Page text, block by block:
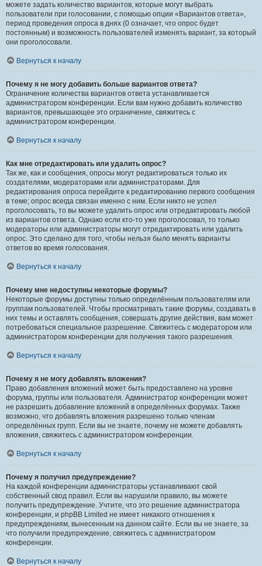
можете задать количество вариантов, которые могут выбрать
пользователи при голосовании, с помощью опции «Вариантов ответа»,
период проведения опроса в днях (0 означает, что опрос будет
постоянным) и возможность пользователей изменять вариант, за который
они проголосовали.
Вернуться к началу
Почему я не могу добавить больше вариантов ответа?
Ограничение количества вариантов ответа устанавливается
администратором конференции. Если вам нужно добавить количество
вариантов, превышающее это ограничение, свяжитесь с
администратором конференции.
Вернуться к началу
Как мне отредактировать или удалить опрос?
Так же, как и сообщения, опросы могут редактироваться только их
создателями, модераторами или администраторами. Для
редактирования опроса перейдите к редактированию первого сообщения
в теме; опрос всегда связан именно с ним. Если никто не успел
проголосовать, то вы можете удалить опрос или отредактировать любой
из вариантов ответа. Однако если кто-то уже проголосовал, то только
модераторы или администраторы могут отредактировать или удалить
опрос. Это сделано для того, чтобы нельзя было менять варианты
ответов во время голосования.
Вернуться к началу
Почему мне недоступны некоторые форумы?
Некоторые форумы доступны только определённым пользователям или
группам пользователей. Чтобы просматривать такие форумы, создавать в
них темы и оставлять сообщения, совершать другие действия, вам может
потребоваться специальное разрешение. Свяжитесь с модератором или
администратором конференции для получения такого разрешения.
Вернуться к началу
Почему я не могу добавлять вложения?
Право добавления вложений может быть предоставлено на уровне
форума, группы или пользователя. Администратор конференции может
не разрешить добавление вложений в определённых форумах. Также
возможно, что добавлять вложения разрешено только членам
определённых групп. Если вы не знаете, почему не можете добавлять
вложения, свяжитесь с администратором конференции.
Вернуться к началу
Почему я получил предупреждение?
На каждой конференции администраторы устанавливают свой
собственный свод правил. Если вы нарушили правило, вы можете
получить предупреждение. Учтите, что это решение администратора
конференции, и phpBB Limited не имеет никакого отношения к
предупреждениям, вынесенным на данном сайте. Если вы не знаете, за
что получили предупреждение, свяжитесь с администратором
конференции.
Вернуться к началу